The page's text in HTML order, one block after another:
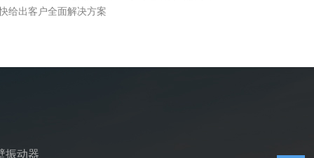
给出客户全面解决方案
振动器